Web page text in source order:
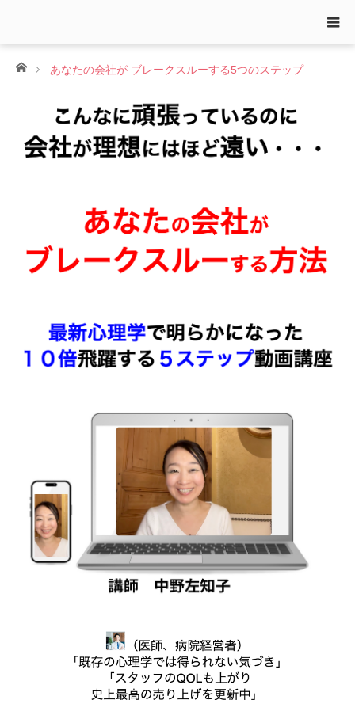
ホームあなたの会社が ブレークスルーする5つのステップ